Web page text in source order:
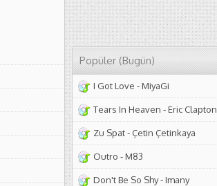
Popüler (Bugün)
I Got Love -MiyaGi
Tears In Heaven -Eric Clapton
Zu Spat- Çetin Çetinkaya
Outro -M83
Don't Be So Shy-Imany